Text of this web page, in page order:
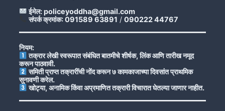
ईमेल: policeyoddha@gmail.com
संपर्क क्रमांक: 091589 63891 / 090222 44767
नियम:
तक्रार लेखी स्वरूपात संबंधित बातमीचे शीर्षक, लिंक आणि तारीख नमूद
करून पाठवावी.
समिती प्राप्त तक्रारींची नोंद करून ७ कामकाजाच्या दिवसांत प्राथमिक
सुनावणी करेल.
खोट्या, अनामिक किंवा अप्रमाणित तक्रारी विचारात घेतल्या जाणार नाहीत.